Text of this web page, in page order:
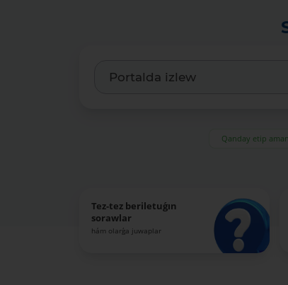
Qanday etip
Tez-tez beriletuǵın
sorawlar
hám olarǵa juwaplar